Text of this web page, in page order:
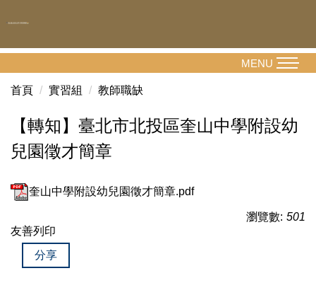
到
容
MENU
首頁 實習組 教師職缺
【轉知】臺北市北投區奎山中學附設幼
兒園徵才簡章
奎山中學附設幼兒園徵才簡章.pdf
瀏覽數: 501
友善列印
分享